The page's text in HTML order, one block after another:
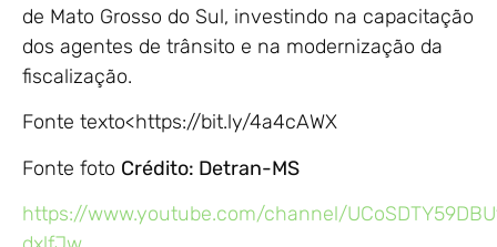
de Mato Grosso do Sul, investindo na capacitação
dos agentes de trânsito e na modernização da
fiscalização.
Fonte texto<https://bit.ly/4a4cAWX
Fonte foto Crédito: Detran-MS
https://www.youtube.com/channel/